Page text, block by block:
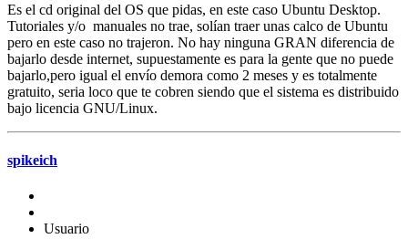
Es el cd original del OS que pidas, en este caso Ubuntu Desktop.
Tutoriales y/o manuales no trae, solí­an traer unas calco de Ubuntu
pero en este caso no trajeron. No hay ninguna GRAN diferencia de
bajarlo desde internet, supuestamente es para la gente que no puede
bajarlo,pero igual el enví­o demora como 2 meses y es totalmente
gratuito, seria loco que te cobren siendo que el sistema es distribuido
bajo licencia GNU/Linux.
spikeich
Usuario